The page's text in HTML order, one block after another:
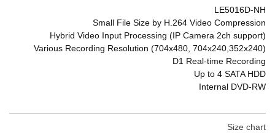
LE5016D-NH
Small File Size by H.264 Video Compression
Hybrid Video Input Processing (IP Camera 2ch support)
Various Recording Resolution (704x480, 704x240,352x240)
D1 Real-time Recording
Up to 4 SATA HDD
Internal DVD-RW
Size chart